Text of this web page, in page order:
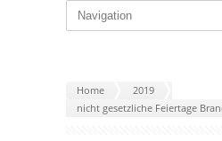
Home
2019
nicht gesetzliche Feiertage